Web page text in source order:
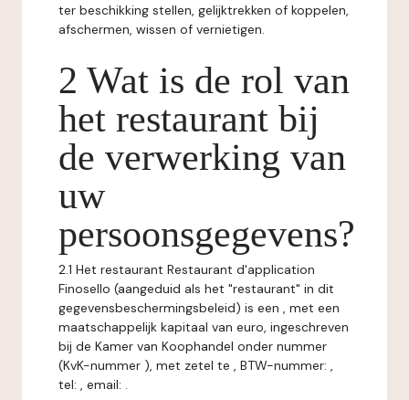
ter beschikking stellen, gelijktrekken of koppelen,
afschermen, wissen of vernietigen.
2 Wat is de rol van
het restaurant bij
de verwerking van
uw
persoonsgegevens?
2.1 Het restaurant Restaurant d'application
Finosello (aangeduid als het "restaurant" in dit
gegevensbeschermingsbeleid) is een , met een
maatschappelijk kapitaal van euro, ingeschreven
bij de Kamer van Koophandel onder nummer
(KvK-nummer ), met zetel te , BTW-nummer: ,
tel: , email: .